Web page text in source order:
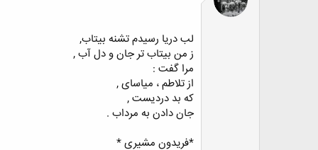
لب دریا رسیدم تشنه بیتاب,
ز من بیتاب تر جان و دل آب ,
مرا گفت :
از تلاطم ، میاسای ,
که بد دردیست ,
جان دادن به مرداب .
*فریدون مشیری *